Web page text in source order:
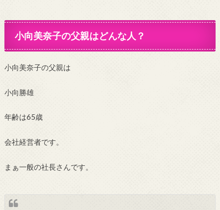
小向美奈子の父親はどんな人？
小向美奈子の父親は
小向勝雄
年齢は65歳
会社経営者です。
まぁ一般の社長さんです。